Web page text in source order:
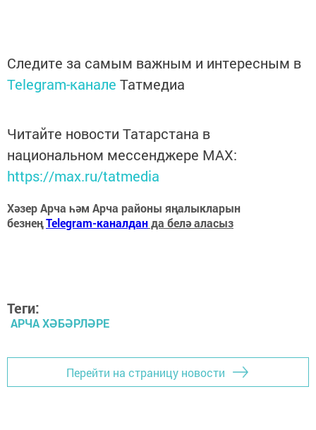
Следите за самым важным и интересным в
Telegram-канале Татмедиа
Читайте новости Татарстана в
национальном мессенджере MАХ:
https://max.ru/tatmedia
Хәзер Арча һәм Арча районы яңалыкларын
безнеңTelegram-каналданда белә аласыз
Теги:
АРЧА ХӘБӘРЛӘРЕ
Перейти на страницу новости